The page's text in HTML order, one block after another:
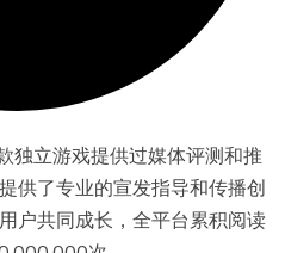
独立游戏提供过媒体评测和推
供了专业的宣发指导和传播创
户共同成长，全平台累积阅读